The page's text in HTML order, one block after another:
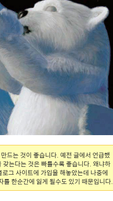
드는 것이 좋습니다. 예전 글에서 언급했
는다는 것은 빠를수록 좋습니다. 왜냐하
그 사이트에 가입을 해놓았는데 나중에
한순간에 잃게 될수도 있기 때문입니다.